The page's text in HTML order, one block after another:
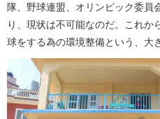
隊、野球連盟、オリンピック委員
り、現状は不可能なのだ。これか
球をする為の環境整備という、大